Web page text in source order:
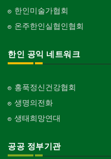
한인미술가협회
온주한인실협인협회
한인 공익 네트워크
홍푹정신건강협회
생명의전화
생태희망연대
공공 정부기관